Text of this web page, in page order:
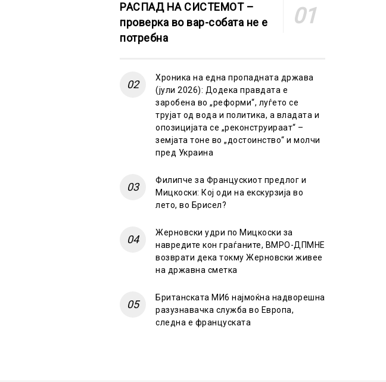
РАСПАД НА СИСТЕМОТ –
проверка во вар-собата не е
потребна
Хроника на една пропадната држава
(јули 2026): Додека правдата е
заробена во „реформи“, луѓето се
трујат од вода и политика, а владата и
опозицијата се „реконструираат“ –
земјата тоне во „достоинство“ и молчи
пред Украина
Филипче за Францускиот предлог и
Мицкоски: Кој оди на екскурзија во
лето, во Брисел?
Жерновски удри по Мицкоски за
навредите кон граѓаните, ВМРО-ДПМНЕ
возврати дека токму Жерновски живее
на државна сметка
Британската МИ6 најмоќна надворешна
разузнавачка служба во Европа,
следна е француската